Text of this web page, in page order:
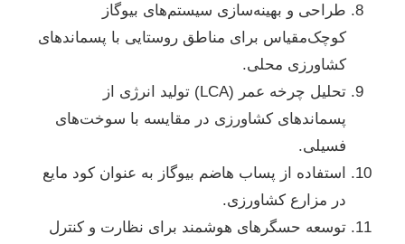
طراحی و بهینه‌سازی سیستم‌های بیوگاز
کوچک‌مقیاس برای مناطق روستایی با پسماندهای
کشاورزی محلی.
تحلیل چرخه عمر (LCA) تولید انرژی از
پسماندهای کشاورزی در مقایسه با سوخت‌های
فسیلی.
استفاده از پساب هاضم بیوگاز به عنوان کود مایع
در مزارع کشاورزی.
توسعه حسگرهای هوشمند برای نظارت و کنترل